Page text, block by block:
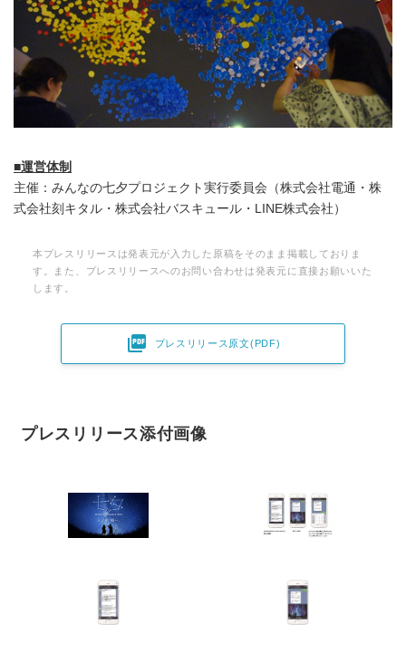
■運営体制
主催：みんなの七夕プロジェクト実行委員会（株式会社電通・株
式会社刻キタル・株式会社バスキュール・LINE株式会社）
本プレスリリースは発表元が入力した原稿をそのまま掲載しておりま
す。また、プレスリリースへのお問い合わせは発表元に直接お願いいた
します。
 プレスリリース原文(PDF)
プレスリリース添付画像